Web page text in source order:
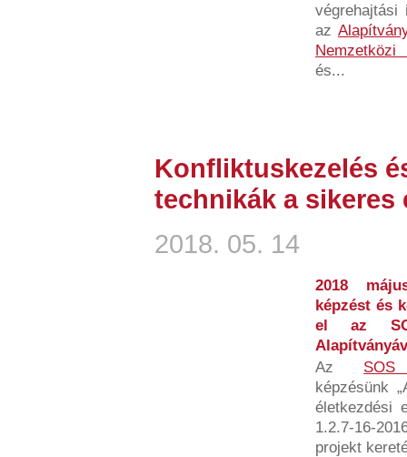
végrehajtási
az
Nemzetközi
és...
Konfliktuskezelés
technikák a sikeres
2018. 05. 14
2018
képzést és
el az
Az SOS
képzésünk
életkezdési
1.2.7-16-
projekt